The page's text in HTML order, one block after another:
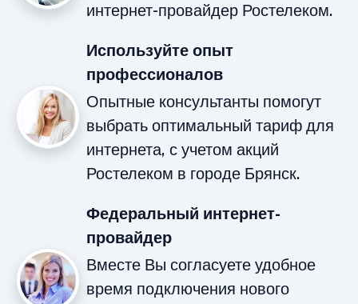
интернет-провайдер Ростелеком.
Используйте опыт
профессионалов
Опытные консультанты помогут
выбрать оптимальный тариф для
интернета, с учетом акций
Ростелеком в городе Брянск.
Федеральный интернет-
провайдер
Вместе Вы согласуете удобное
время подключения нового